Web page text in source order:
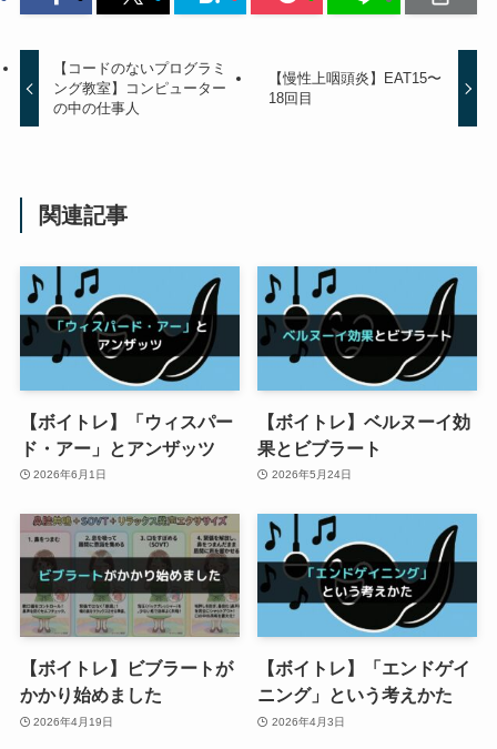
【コードのないプログラミ
ング教室】コンピューター
の中の仕事人
【慢性上咽頭炎】EAT15〜
18回目
関連記事
【ボイトレ】「ウィスパー
ド・アー」とアンザッツ
2026年6月1日
【ボイトレ】ベルヌーイ効
果とビブラート
2026年5月24日
【ボイトレ】ビブラートが
かかり始めました
2026年4月19日
【ボイトレ】「エンドゲイ
ニング」という考えかた
2026年4月3日